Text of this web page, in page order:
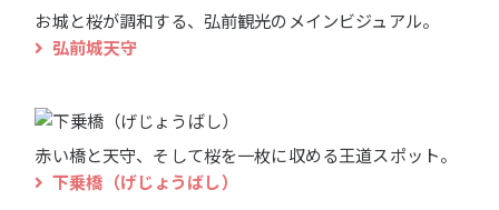
お城と桜が調和する、弘前観光のメインビジュアル。
弘前城天守
赤い橋と天守、そして桜を一枚に収める王道スポット。
下乗橋（げじょうばし）